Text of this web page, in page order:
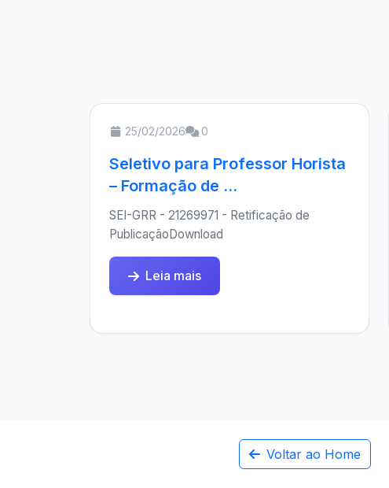
25/02/2026 0
Seletivo para Professor Horista
– Formação de ...
SEI-GRR - 21269971 - Retificação de
PublicaçãoDownload
Leia mais
Voltar ao Home